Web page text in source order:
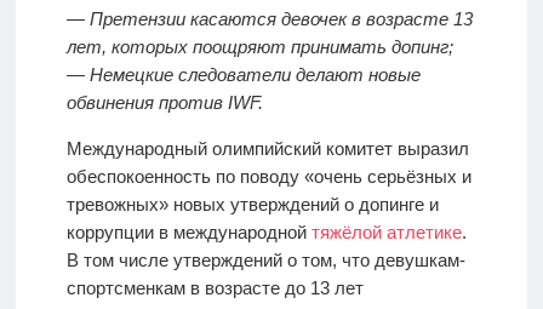
Новости
— Претензии касаются девочек в возрасте 13
лет, которых поощряют принимать допинг;
— Немецкие следователи делают новые
обвинения против IWF.
Международный олимпийский комитет выразил
обеспокоенность по поводу «очень серьёзных и
тревожных» новых утверждений о допинге и
коррупции в международной тяжёлой атлетике.
В том числе утверждений о том, что девушкам-
спортсменкам в возрасте до 13 лет